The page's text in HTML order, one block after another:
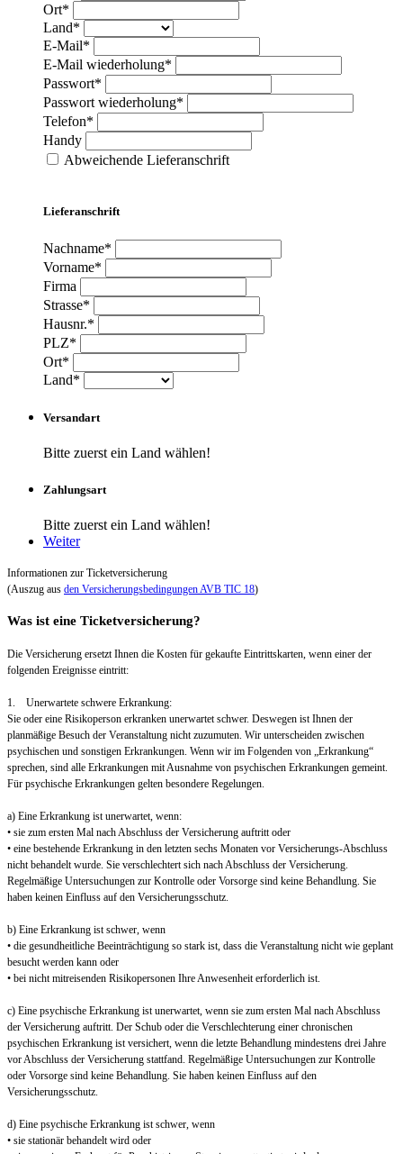
Ort*
Land*
E-Mail*
E-Mail wiederholung*
Passwort*
Passwort wiederholung*
Telefon*
Handy
Abweichende Lieferanschrift
Lieferanschrift
Nachname*
Vorname*
Firma
Strasse*
Hausnr.*
PLZ*
Ort*
Land*
Versandart
Bitte zuerst ein Land wählen!
Zahlungsart
Bitte zuerst ein Land wählen!
Weiter
Informationen zur Ticketversicherung
(Auszug aus den Versicherungsbedingungen AVB TIC 18)
Was ist eine Ticketversicherung?
Die Versicherung ersetzt Ihnen die Kosten für gekaufte Eintrittskarten, wenn einer der
folgenden Ereignisse eintritt:
1. Unerwartete schwere Erkrankung:
Sie oder eine Risikoperson erkranken unerwartet schwer. Deswegen ist Ihnen der
planmäßige Besuch der Veranstaltung nicht zuzumuten. Wir unterscheiden zwischen
psychischen und sonstigen Erkrankungen. Wenn wir im Folgenden von „Erkrankung“
sprechen, sind alle Erkrankungen mit Ausnahme von psychischen Erkrankungen gemeint.
Für psychische Erkrankungen gelten besondere Regelungen.
a) Eine Erkrankung ist unerwartet, wenn:
• sie zum ersten Mal nach Abschluss der Versicherung auftritt oder
• eine bestehende Erkrankung in den letzten sechs Monaten vor Versicherungs-Abschluss
nicht behandelt wurde. Sie verschlechtert sich nach Abschluss der Versicherung.
Regelmäßige Untersuchungen zur Kontrolle oder Vorsorge sind keine Behandlung. Sie
haben keinen Einfluss auf den Versicherungsschutz.
b) Eine Erkrankung ist schwer, wenn
• die gesundheitliche Beeinträchtigung so stark ist, dass die Veranstaltung nicht wie geplant
besucht werden kann oder
• bei nicht mitreisenden Risikopersonen Ihre Anwesenheit erforderlich ist.
c) Eine psychische Erkrankung ist unerwartet, wenn sie zum ersten Mal nach Abschluss
der Versicherung auftritt. Der Schub oder die Verschlechterung einer chronischen
psychischen Erkrankung ist versichert, wenn die letzte Behandlung mindestens drei Jahre
vor Abschluss der Versicherung stattfand. Regelmäßige Untersuchungen zur Kontrolle
oder Vorsorge sind keine Behandlung. Sie haben keinen Einfluss auf den
Versicherungsschutz.
d) Eine psychische Erkrankung ist schwer, wenn
• sie stationär behandelt wird oder